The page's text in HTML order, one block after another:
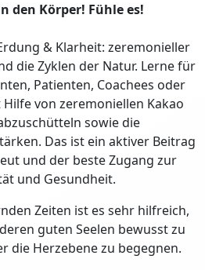
den Körper! Fühle es!
& Klarheit: zeremonieller
die Zyklen der Natur. Lerne für
Patienten, Coachees oder
von zeremoniellen Kakao
sowie die
Das ist ein aktiver Beitrag
und der beste Zugang zur
und Gesundheit.
Zeiten ist es sehr hilfreich,
guten Seelen bewusst zu
die Herzebene zu begegnen.